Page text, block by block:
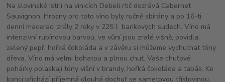
Na slovinské Istrii na vinicích Debeli rtič dozrává Cabernet
Sauvignon. Hrozny pro toto víno byly ručně sbírány a po 16-ti
denní maceraci zrály 2 roky v 225 l barikových sudech. Víno má
intenzivní rubínovou barvou, ve vůní jsou zralé višně, povidla,
zelený pepř, hořká čokoláda a v závěru si můžeme vychutnat tóny
dřeva. Víno má velmi bohatou a plnou chuť. Vaše chuťové
pohárky polaskají tóny višní v brandy, hořká čokoláda a tabák. Ke
konci přichází příjemná dlouhá dochuť se sametovou tříslovinou.